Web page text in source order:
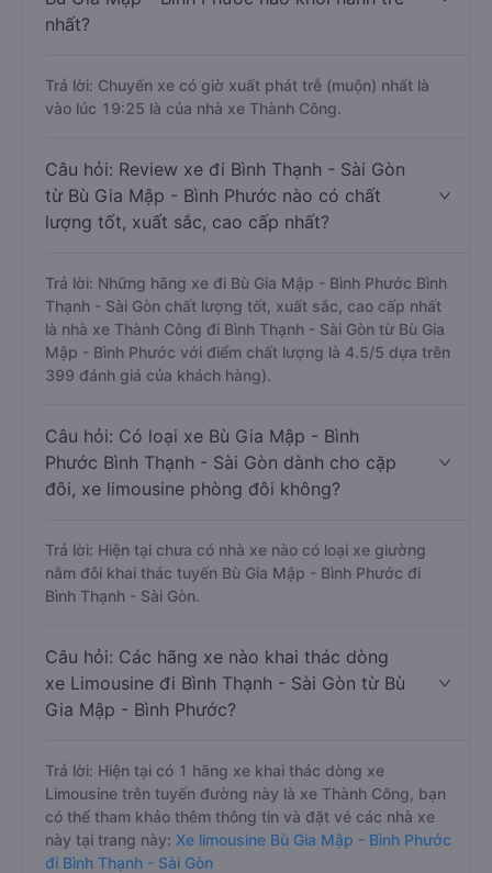
nhất?
Trả lời: Chuyến xe có giờ xuất phát trễ (muộn) nhất là
vào lúc 19:25 là của nhà xe Thành Công.
Câu hỏi: Review xe đi Bình Thạnh - Sài Gòn
từ Bù Gia Mập - Bình Phước nào có chất
lượng tốt, xuất sắc, cao cấp nhất?
Trả lời: Những hãng xe đi Bù Gia Mập - Bình Phước Bình
Thạnh - Sài Gòn chất lượng tốt, xuất sắc, cao cấp nhất
là nhà xe Thành Công đi Bình Thạnh - Sài Gòn từ Bù Gia
Mập - Bình Phước với điểm chất lượng là 4.5/5 dựa trên
399 đánh giá của khách hàng).
Câu hỏi: Có loại xe Bù Gia Mập - Bình
Phước Bình Thạnh - Sài Gòn dành cho cặp
đôi, xe limousine phòng đôi không?
Trả lời: Hiện tại chưa có nhà xe nào có loại xe giường
nằm đôi khai thác tuyến Bù Gia Mập - Bình Phước đi
Bình Thạnh - Sài Gòn.
Câu hỏi: Các hãng xe nào khai thác dòng
xe Limousine đi Bình Thạnh - Sài Gòn từ Bù
Gia Mập - Bình Phước?
Trả lời: Hiện tại có 1 hãng xe khai thác dòng xe
Limousine trên tuyến đường này là xe Thành Công, bạn
có thể tham khảo thêm thông tin và đặt vé các nhà xe
này tại trang này: Xe limousine Bù Gia Mập - Bình Phước
đi Bình Thạnh - Sài Gòn